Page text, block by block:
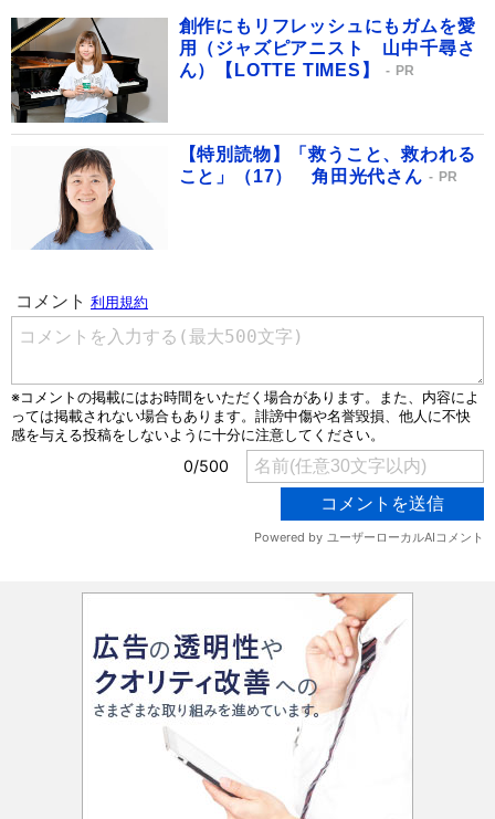
創作にもリフレッシュにもガムを愛
用（ジャズピアニスト 山中千尋さ
ん）【LOTTE TIMES】
PR
【特別読物】「救うこと、救われる
こと」（17） 角田光代さん
PR